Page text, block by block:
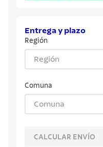
Entrega y plazo
Región
Región
Comuna
Comuna
CALCULAR ENVÍO